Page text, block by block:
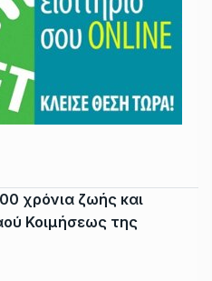
χρόνια ζωής και
Κοιμήσεως της